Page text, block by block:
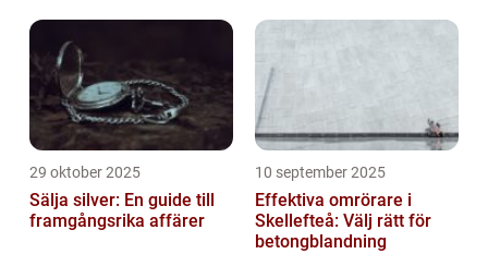
29 oktober 2025
Sälja silver: En guide till
framgångsrika affärer
10 september 2025
Effektiva omrörare i
Skellefteå: Välj rätt för
betongblandning